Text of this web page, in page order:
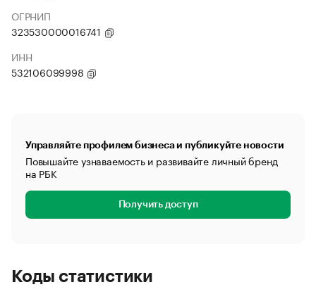
ОГРНИП
323530000016741
ИНН
532106099998
Управляйте профилем бизнеса и публикуйте новости
Повышайте узнаваемость и развивайте личный бренд
на РБК
Получить доступ
Коды статистики